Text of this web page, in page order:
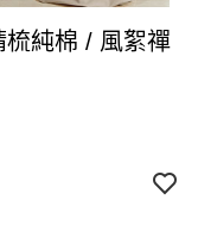
純棉 / 風絮禪